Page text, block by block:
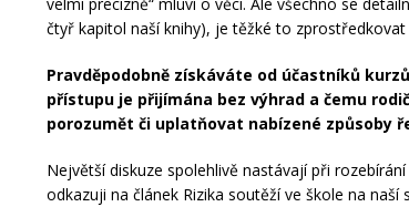
čtyř kapitol naší knihy), je těžké to zprostředkovat
Pravděpodobně získáváte od účastníků
přístupu je přijímána bez výhrad a čemu
porozumět či uplatňovat nabízené způsoby
Největší diskuze spolehlivě nastávají při
odkazuji na článek Rizika soutěží ve škole na